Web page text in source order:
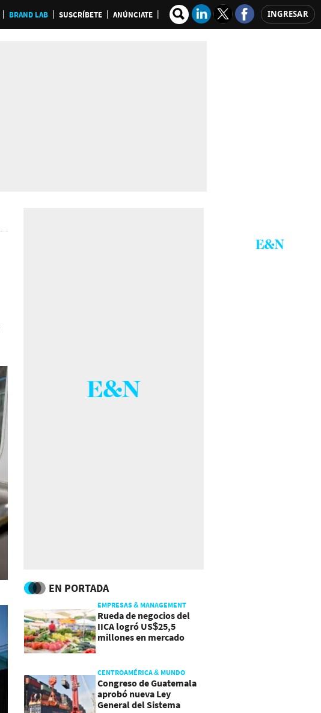
BRAND LAB SUSCRÍBETE ANÚNCIATE INGRESAR
EN PORTADA
EMPRESAS & MANAGEMENT
Rueda de negocios del
IICA logró US$25,5
millones en mercado
CENTROAMÉRICA & MUNDO
Congreso de Guatemala
aprobó nueva Ley
General del Sistema